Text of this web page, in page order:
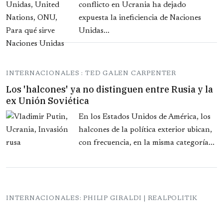
conflicto en Ucrania ha dejado
expuesta la ineficiencia de Naciones
Unidas...
INTERNACIONALES : TED GALEN CARPENTER
Los 'halcones' ya no distinguen entre Rusia y la
ex Unión Soviética
En los Estados Unidos de América, los
halcones de la política exterior ubican,
con frecuencia, en la misma categoría...
INTERNACIONALES: PHILIP GIRALDI | REALPOLITIK